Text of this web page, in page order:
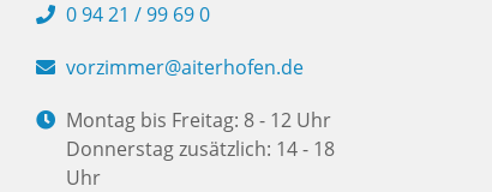
0 94 21 / 99 69 0
vorzimmer@aiterhofen.de
Montag bis Freitag: 8 - 12 Uhr
Donnerstag zusätzlich: 14 - 18
Uhr